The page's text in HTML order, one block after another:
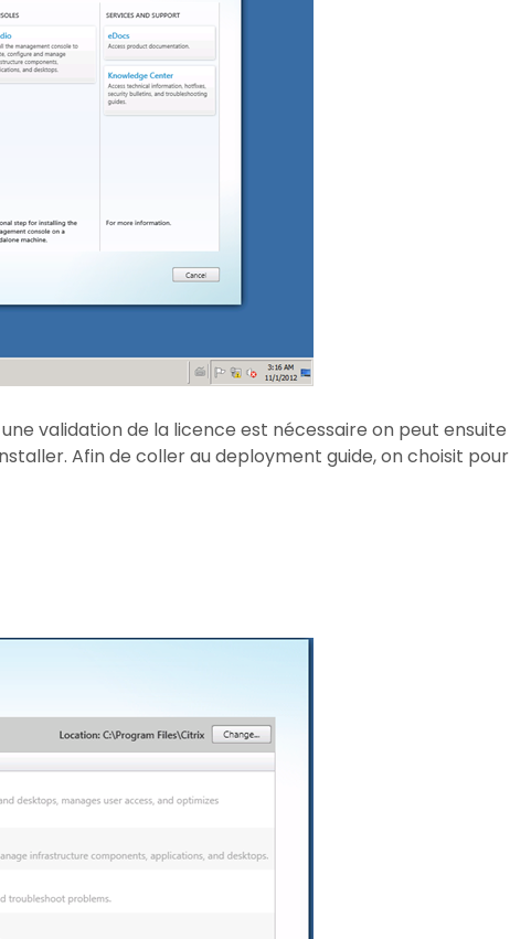
validation de la licence est nécessaire on peut ensuite
Afin de coller au deployment guide, on choisit pour